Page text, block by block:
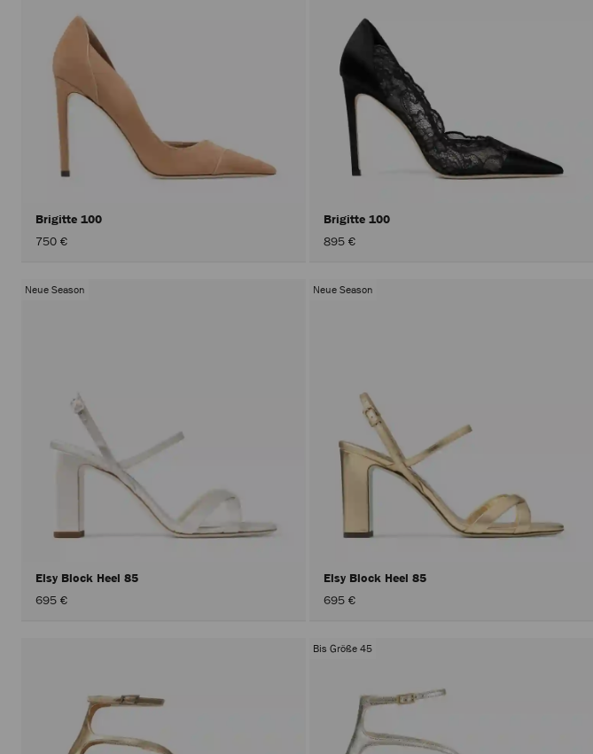
Brigitte 100
750 €
Brigitte 100
895 €
Neue Season
Elsy Block Heel 85
695 €
Neue Season
Elsy Block Heel 85
695 €
Bis Größe 45